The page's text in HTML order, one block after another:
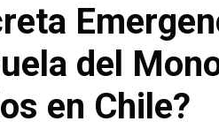
del
en Chile?